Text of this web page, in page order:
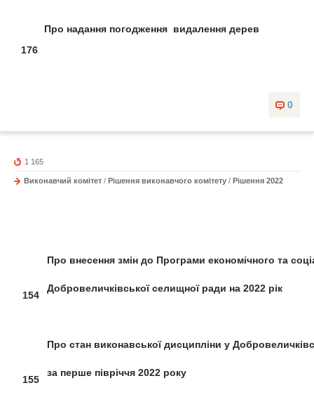
176
Про надання погодження видалення дерев
0
1 165
Виконавчий комітет / Рішення виконавчого комітету / Рішення 2022
154
Про внесення змін до Програми економічного та
Добровеличківської селищної ради на 2022 рік
155
Про стан виконавської дисципліни у
за перше півріччя 2022 року